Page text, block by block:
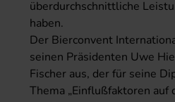
überdurchschnittliche
haben.
Der Bierconvent
seinen Präsidenten Uwe
Fischer aus, der für seine
Thema „Einflußfaktoren auf